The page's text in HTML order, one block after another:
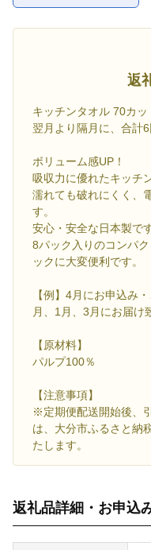
返
キッチンタオル 70カ
翌月より隔月に、合計
ボリューム感UP！
吸収力に優れたキッチ
濡れても破れにくく、
す。
安心・安全な日本製です
8パック入りのコンパ
ックに大変便利です。
【例】4月にお申込
月、1月、3月にお届け
【原材料】
パルプ100％
【注意事項】
※定期便配送開始後、
は、大分市ふるさと納
たします。
返礼品詳細・お申込